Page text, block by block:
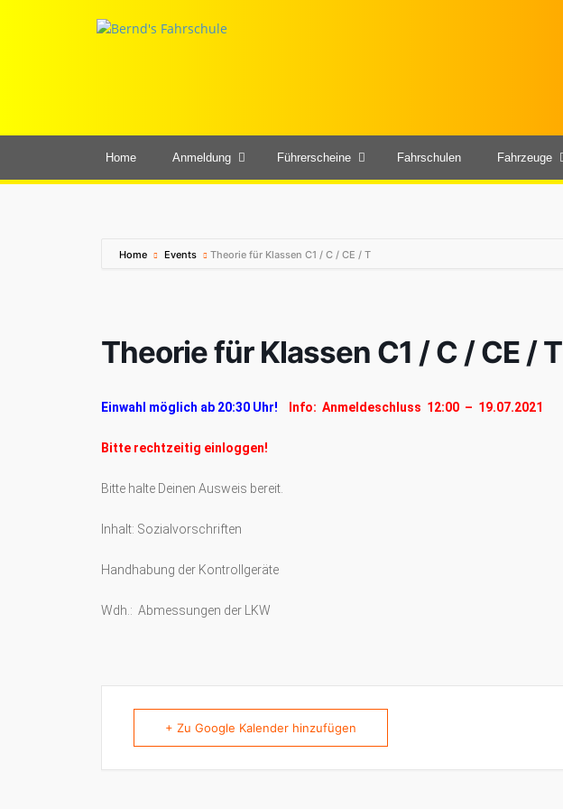
Home Anmeldung Führerscheine Fahrschulen Fahrzeuge
Home Events Theorie für Klassen C1 / C / CE / T
Theorie für Klassen C1 / C / CE / T
Einwahl möglich ab 20:30 Uhr! Info: Anmeldeschluss 12:00 – 19.07.2021
Bitte rechtzeitig einloggen!
Bitte halte Deinen Ausweis bereit.
Inhalt: Sozialvorschriften
Handhabung der Kontrollgeräte
Wdh.: Abmessungen der LKW
+ Zu Google Kalender hinzufügen